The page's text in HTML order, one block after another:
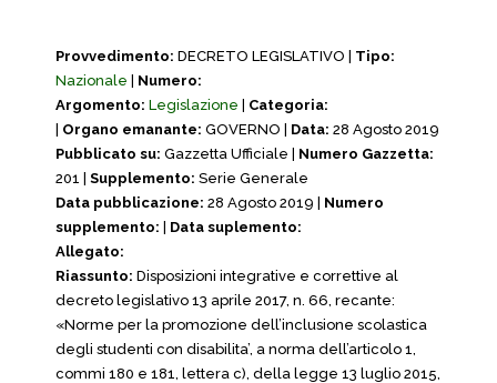
Provvedimento: DECRETO LEGISLATIVO | Tipo:
Nazionale
Numero:
Argomento: Legislazione
Categoria:
Organo emanante: GOVERNO | Data: 28 Agosto 2019
Pubblicato su: Gazzetta Ufficiale | Numero Gazzetta:
201 | Supplemento: Serie Generale
Data pubblicazione: 28 Agosto 2019 | Numero
supplemento:
Data suplemento:
Allegato:
Riassunto: Disposizioni integrative e correttive al
decreto legislativo 13 aprile 2017, n. 66, recante:
«Norme per la promozione dell’inclusione scolastica
degli studenti con disabilita’, a norma dell’articolo 1,
commi 180 e 181, lettera c), della legge 13 luglio 2015,